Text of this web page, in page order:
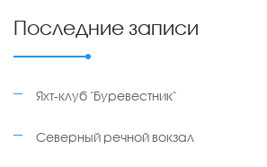
Последние записи
Яхт-клуб "Буревестник"
Северный речной вокзал